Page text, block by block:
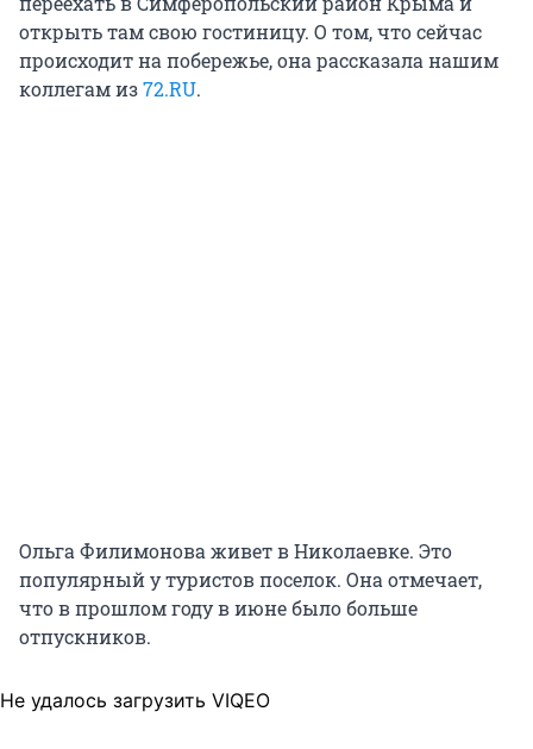
открыть там свою гостиницу. О том, что сейчас
происходит на побережье, она рассказала нашим
коллегам из72.RU.
Ольга Филимонова живет в Николаевке. Это
популярный у туристов поселок. Она отмечает,
что в прошлом году в июне было больше
отпускников.
Не удалось загрузить VIQEO